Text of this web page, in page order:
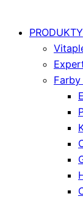
PRODUKTY